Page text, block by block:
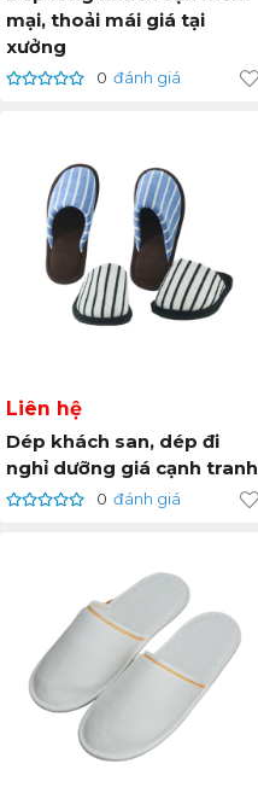
mại, thoải mái giá tại
xưởng
0 đánh giá
Liên hệ
Dép khách san, dép đi
nghỉ dưỡng giá cạnh tranh
0 đánh giá